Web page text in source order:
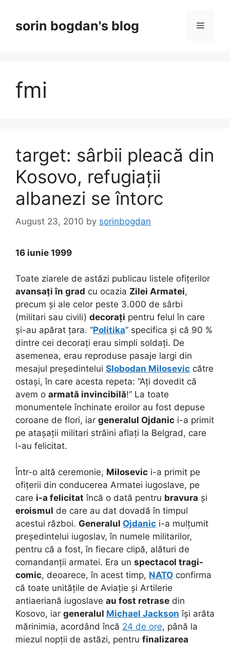
contentsorin bogdan's blog Menu
fmi
target: sârbii pleacă din
Kosovo, refugiații
albanezi se întorc
August 23, 2010 by sorinbogdan
16 iunie 1999
Toate ziarele de astăzi publicau listele ofițerilor
avansați în grad cu ocazia Zilei Armatei,
precum și ale celor peste 3.000 de sârbi
(militari sau civili) decorați pentru felul în care
și-au apărat țara. “Politika” specifica și că 90 %
dintre cei decorați erau simpli soldați. De
asemenea, erau reproduse pasaje largi din
mesajul președintelui Slobodan Milosevic către
ostași, în care acesta repeta: “Ați dovedit că
avem o armată invincibilă!” La toate
monumentele închinate eroilor au fost depuse
coroane de flori, iar generalul Ojdanic i-a primit
pe atașații militari străini aflați la Belgrad, care
l-au felicitat.
Într-o altă ceremonie, Milosevic i-a primit pe
ofițerii din conducerea Armatei iugoslave, pe
care i-a felicitat încă o dată pentru bravura și
eroismul de care au dat dovadă în timpul
acestui război. Generalul Ojdanic i-a mulțumit
președintelui iugoslav, în numele militarilor,
pentru că a fost, în fiecare clipă, alături de
comandanții armatei. Era un spectacol tragi-
comic, deoarece, în acest timp, NATO confirma
că toate unitățile de Aviație și Artilerie
antiaeriană iugoslave au fost retrase din
Kosovo, iar generalul Michael Jackson își arăta
mărinimia, acordând încă 24 de ore, până la
miezul nopții de astăzi, pentru finalizarea